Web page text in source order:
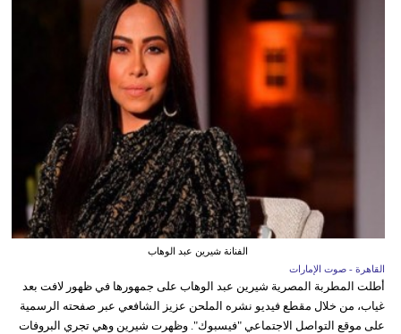
الفنانة شيرين عبد الوهاب
القاهرة - صوت الإمارات
أطلت المطربة المصرية شيرين عبد الوهاب على جمهورها في ظهور لافت بعد
غياب، من خلال مقطع فيديو نشره الملحن عزيز الشافعي عبر صفحته الرسمية
على موقع التواصل الاجتماعي "فيسبوك". وظهرت شيرين وهي تجري البروفات